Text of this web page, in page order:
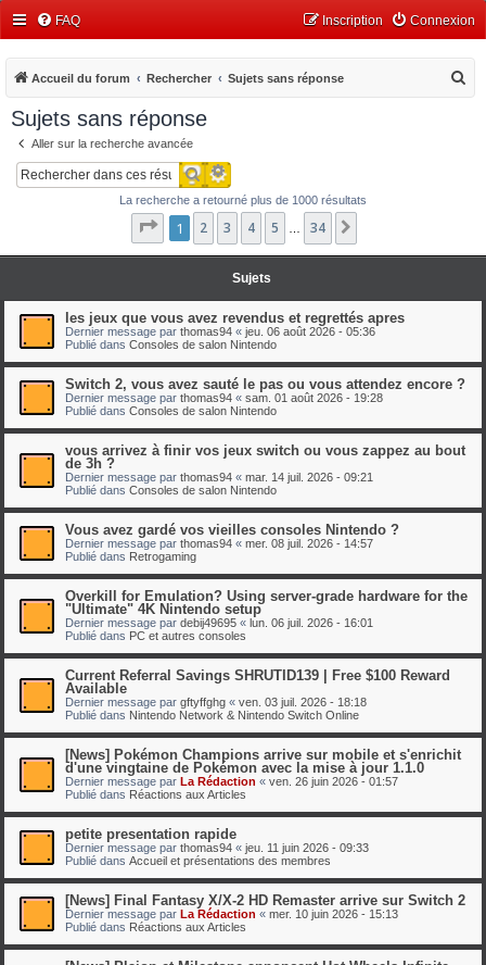
FAQ Connexion
Inscription
Accueil du forum Rechercher Sujets sans réponse
h
Sujets sans réponse
Aller sur la recherche avancée
Rechercher
Recherche avancée
La recherche a retourné plus de 1000 résultats
Page sur34
1 2 3 4 5 34
Sujets
les jeux que vous avez revendus et regrettés apres
Dernier message par thomas94 « jeu. 06 août 2026 - 05:36
Publié dans Consoles de salon Nintendo
Switch 2, vous avez sauté le pas ou vous attendez encore ?
Dernier message par thomas94 « sam. 01 août 2026 - 19:28
Publié dans Consoles de salon Nintendo
vous arrivez à finir vos jeux switch ou vous zappez au bout
de 3h ?
Dernier message par thomas94 « mar. 14 juil. 2026 - 09:21
Publié dans Consoles de salon Nintendo
Vous avez gardé vos vieilles consoles Nintendo ?
Dernier message par thomas94 « mer. 08 juil. 2026 - 14:57
Publié dans Retrogaming
Overkill for Emulation? Using server-grade hardware for the
"Ultimate" 4K Nintendo setup
Dernier message par debij49695 « lun. 06 juil. 2026 - 16:01
Publié dans PC et autres consoles
Current Referral Savings SHRUTID139 | Free $100 Reward
Available
Dernier message par gftyffghg « ven. 03 juil. 2026 - 18:18
Publié dans Nintendo Network & Nintendo Switch Online
[News] Pokémon Champions arrive sur mobile et s'enrichit
d'une vingtaine de Pokémon avec la mise à jour 1.1.0
Dernier message par La Rédaction « ven. 26 juin 2026 - 01:57
Publié dans Réactions aux Articles
petite presentation rapide
Dernier message par thomas94 « jeu. 11 juin 2026 - 09:33
Publié dans Accueil et présentations des membres
[News] Final Fantasy X/X-2 HD Remaster arrive sur Switch 2
Dernier message par La Rédaction « mer. 10 juin 2026 - 15:13
Publié dans Réactions aux Articles